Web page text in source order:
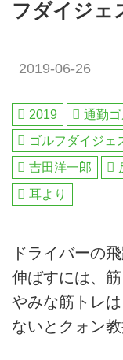
フダイジェ
2019-06-26
2019 通勤
ゴルフダイジェ
吉田洋一郎
耳より
ドライバーの
伸ばすには、
やみな筋トレ
ないとクォン教